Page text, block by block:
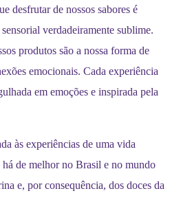
desfrutar de nossos sabores é
verdadeiramente sublime.
produtos são a nossa forma de
emocionais. Cada experiência
em emoções e inspirada pela
às experiências de uma vida
há de melhor no Brasil e no mundo
e, por consequência, dos doces da